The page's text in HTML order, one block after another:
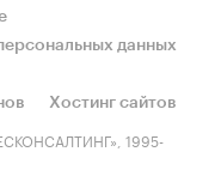
данных
Хостинг сайтов
1995-